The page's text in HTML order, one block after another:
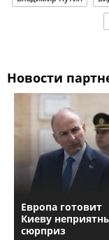
Новости
Европа готовит
Киеву
сюрприз